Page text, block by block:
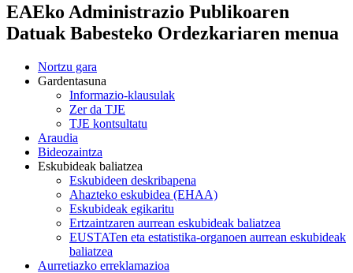
EAEko Administrazio Publikoaren
Datuak Babesteko Ordezkariaren menua
Nortzu gara
Gardentasuna
Informazio-klausulak
Zer da TJE
TJE kontsultatu
Araudia
Bideozaintza
Eskubideak baliatzea
Eskubideen deskribapena
Ahazteko eskubidea (EHAA)
Eskubideak egikaritu
Ertzaintzaren aurrean eskubideak baliatzea
EUSTATen eta estatistika-organoen aurrean eskubideak
baliatzea
Aurretiazko erreklamazioa